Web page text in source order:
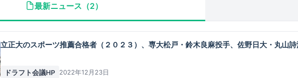
最新ニュース（2）
立正大のスポーツ推薦合格者（２０２３）、専大松戸・鈴木良麻投手、佐野日大・丸山
ドラフト会議HP 2022年12月23日